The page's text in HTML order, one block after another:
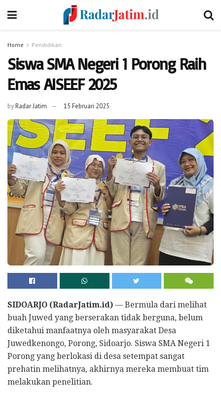
Home Pendidikan
Siswa SMA Negeri 1 Porong Raih
Emas AISEEF 2025
byRadar Jatim 15 Februari 2025
SIDOARJO (RadarJatim.id) — Bermula dari melihat
buah Juwed yang berserakan tidak berguna, belum
diketahui manfaatnya oleh masyarakat Desa
Juwedkenongo, Porong, Sidoarjo. Siswa SMA Negeri 1
Porong yang berlokasi di desa setempat sangat
prehatin melihatnya, akhirnya mereka membuat tim
melakukan penelitian.